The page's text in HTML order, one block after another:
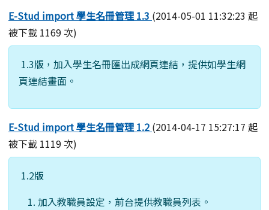
E-Stud import 學生名冊管理 1.3 (2014-05-01 11:32:23 起
被下載 1169 次)
1.3版，加入學生名冊匯出成網頁連結，提供如學生網
頁連結畫面。
E-Stud import 學生名冊管理 1.2 (2014-04-17 15:27:17 起
被下載 1119 次)
1.2版
加入教職員設定，前台提供教職員列表。